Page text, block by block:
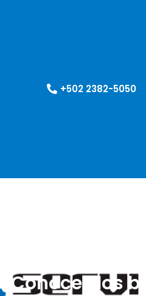
+502 2382-5050
¿Conoces los